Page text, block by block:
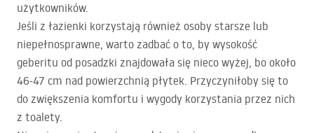
użytkowników.
Jeśli z łazienki korzystają również osoby starsze lub
niepełnosprawne, warto zadbać o to, by wysokość
geberitu od posadzki znajdowała się nieco wyżej, bo około
46-47 cm nad powierzchnią płytek. Przyczyniłoby się to
do zwiększenia komfortu i wygody korzystania przez nich
z toalety.